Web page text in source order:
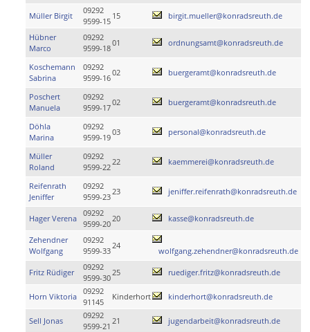
Müller Birgit
09292
9599-15
15 birgit.mueller@konradsreuth.de
Hübner
Marco
09292
9599-18
01 ordnungsamt@konradsreuth.de
Koschemann
Sabrina
09292
9599-16
02 buergeramt@konradsreuth.de
Poschert
Manuela
09292
9599-17
02 buergeramt@konradsreuth.de
Döhla
Marina
09292
9599-19
03 personal@konradsreuth.de
Müller
Roland
09292
9599-22
22 kaemmerei@konradsreuth.de
Reifenrath
Jeniffer
09292
9599-23
23 jeniffer.reifenrath@konradsreuth.de
Hager Verena
09292
9599-20
20 kasse@konradsreuth.de
Zehendner
Wolfgang
09292
9599-33
24
wolfgang.zehendner@konradsreuth.de
Fritz Rüdiger
09292
9599-30
25 ruediger.fritz@konradsreuth.de
Horn Viktoria
09292
91145
Kinderhort kinderhort@konradsreuth.de
Sell Jonas
09292
9599-21
21 jugendarbeit@konradsreuth.de